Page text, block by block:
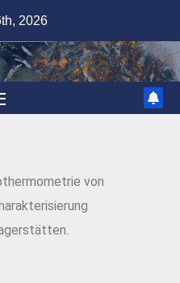
2026
von